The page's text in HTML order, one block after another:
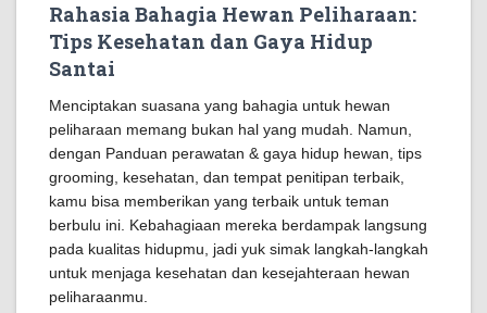
Rahasia Bahagia Hewan Peliharaan:
Tips Kesehatan dan Gaya Hidup
Santai
Menciptakan suasana yang bahagia untuk hewan
peliharaan memang bukan hal yang mudah. Namun,
dengan Panduan perawatan & gaya hidup hewan, tips
grooming, kesehatan, dan tempat penitipan terbaik,
kamu bisa memberikan yang terbaik untuk teman
berbulu ini. Kebahagiaan mereka berdampak langsung
pada kualitas hidupmu, jadi yuk simak langkah-langkah
untuk menjaga kesehatan dan kesejahteraan hewan
peliharaanmu.